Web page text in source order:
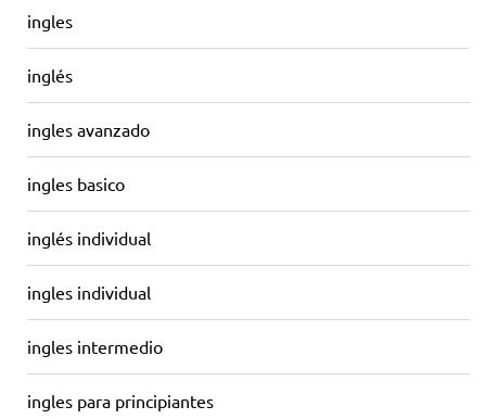
ingles
inglés
ingles avanzado
ingles basico
inglés individual
ingles individual
ingles intermedio
ingles para principiantes